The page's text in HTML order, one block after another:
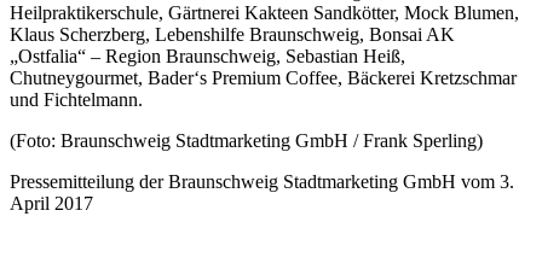
Heilpraktikerschule, Gärtnerei Kakteen Sandkötter, Mock Blumen,
Klaus Scherzberg, Lebenshilfe Braunschweig, Bonsai AK
„Ostfalia“ – Region Braunschweig, Sebastian Heiß,
Chutneygourmet, Bader‘s Premium Coffee, Bäckerei Kretzschmar
und Fichtelmann.
(Foto: Braunschweig Stadtmarketing GmbH / Frank Sperling)
Pressemitteilung der Braunschweig Stadtmarketing GmbH vom 3.
April 2017